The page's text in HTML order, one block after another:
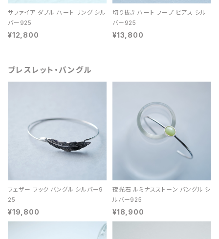
サファイア ダブル ハート リング シル
バー925
¥12,800
切り抜き ハート フープ ピアス シル
バー925
¥13,800
ブレスレット・バングル
フェザー フック バングル シルバー9
25
¥19,800
夜光石 ルミナスストーン バングル シ
ルバー925
¥18,900